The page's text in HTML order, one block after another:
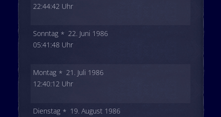
22:44:42 Uhr
Sonntag
22. Juni 1986
05:41:48 Uhr
Montag
21. Juli 1986
12:40:12 Uhr
Dienstag
19. August 1986